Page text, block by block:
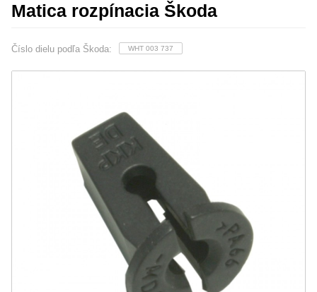
Matica rozpínacia Škoda
Číslo dielu podľa Škoda: WHT 003 737